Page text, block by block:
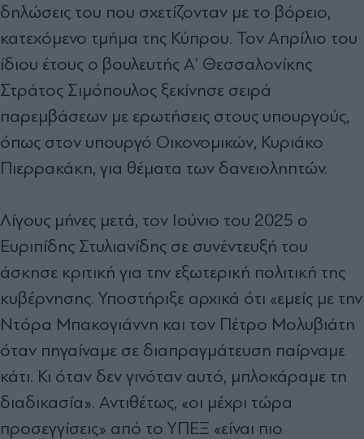
δηλώσεις του που σχετίζονταν με το βόρειο,
κατεχόμενο τμήμα της Κύπρου. Τον Απρίλιο του
ίδιου έτους ο βουλευτής Α’ Θεσσαλονίκης
Στράτος Σιμόπουλος ξεκίνησε σειρά
παρεμβάσεων με ερωτήσεις στους υπουργούς,
όπως στον υπουργό Οικονομικών, Κυριάκο
Πιερρακάκη, για θέματα των δανειοληπτών.
Λίγους μήνες μετά, τον Ιούνιο του 2025 ο
Ευριπίδης Στυλιανίδης σε συνέντευξή του
άσκησε κριτική για την εξωτερική πολιτική της
κυβέρνησης. Υποστήριξε αρχικά ότι «εμείς με την
Ντόρα Μπακογιάννη και τον Πέτρο Μολυβιάτη
όταν πηγαίναμε σε διαπραγμάτευση παίρναμε
κάτι. Κι όταν δεν γινόταν αυτό, μπλοκάραμε τη
διαδικασία». Αντιθέτως, «οι μέχρι τώρα
προσεγγίσεις» από το ΥΠΕΞ «είναι πιο